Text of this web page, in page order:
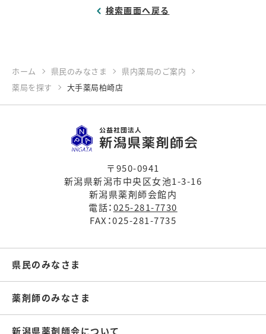
検索画面へ戻る
ホーム 県民のみなさま
県内薬局のご案内
薬局を探す
大手薬局柏崎店
〒950-0941
新潟県新潟市中央区女池1-3-16
新潟県薬剤師会館内
電話：025-281-7730
FAX：025-281-7735
県民のみなさま
薬剤師のみなさま
新潟県薬剤師会について